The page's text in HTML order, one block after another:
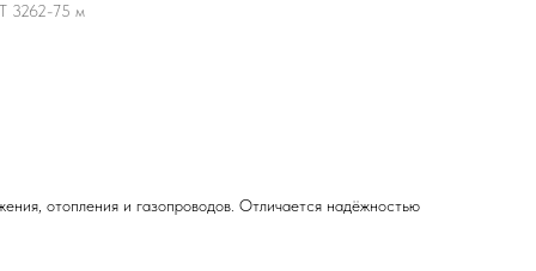
3262-75 м
отопления и газопроводов. Отличается надёжностью